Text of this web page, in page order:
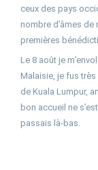
ceux des pays
nombre d’âmes
premières
Le 8 août je
Malaisie, je fus
de Kuala Lumpur,
bon accueil ne
passais là-bas.